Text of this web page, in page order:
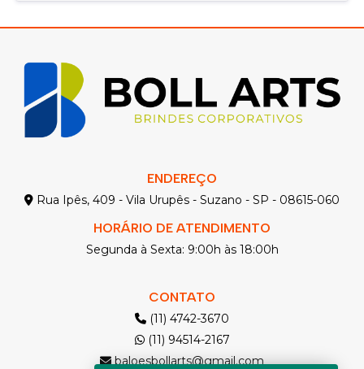
ENDEREÇO
Rua Ipês, 409 - Vila Urupês - Suzano - SP - 08615-060
HORÁRIO DE ATENDIMENTO
Segunda à Sexta: 9:00h às 18:00h
CONTATO
(11) 4742-3670
(11) 94514-2167
baloesbollarts@gmail.com